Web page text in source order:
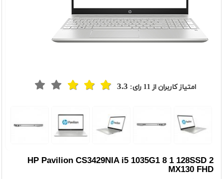
امتیاز کاربران از11 رای: 3.3
HP Pavilion CS3429NIA i5 1035G1 8 1 128SSD 2
MX130 FHD